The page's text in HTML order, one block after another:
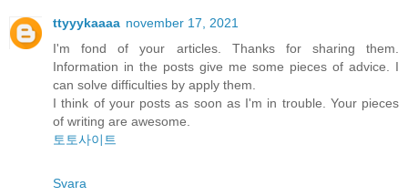
ttyyykaaaa november 17, 2021
I'm fond of your articles. Thanks for sharing them.
Information in the posts give me some pieces of advice. I
can solve difficulties by apply them.
I think of your posts as soon as I'm in trouble. Your pieces
of writing are awesome.
토토사이트
Svara